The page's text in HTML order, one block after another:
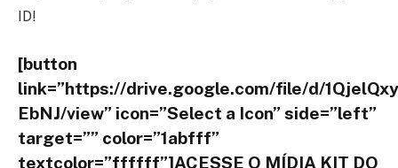
ID!
[button
link=”https://drive.google.com/file/d/
EbNJ/view” icon=”Select a Icon” side=”left”
target=”” color=”1abfff”
textcolor=”ffffff”]ACESSE O MÍDIA KIT DO